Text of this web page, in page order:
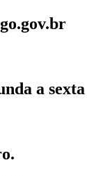
a sexta